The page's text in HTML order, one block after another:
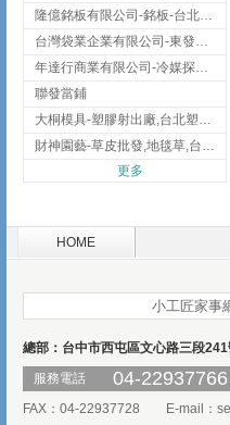
隆億銘板有限公司-銘板-台北銘板-板橋銘板
台灣袋業企業有限公司-東發企業社/台中太空袋/太空包
年達行商業有限公司-冷媒探漏儀,壓力錶組,真空泵浦,台北冷凍空調材料
聯發當鋪
大桐模具-塑膠射出廠,台北塑膠射出廠
財神園藝-草皮批發,地毯草,台北草,彰化地毯草,彰化台北草
更多
HOME
小工匠家事
總部：台中市西屯區文心路三段
服務電話
04-22937766
FAX：04-22937728 E-mail：